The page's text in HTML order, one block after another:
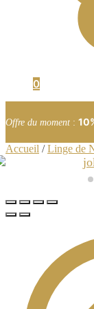
0
Offre du moment :
Accueil /Linge de